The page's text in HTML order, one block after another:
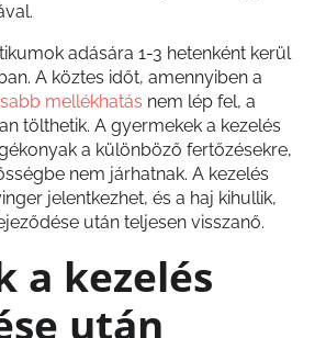
adására 1-3 hetenként kerül
A köztes időt, amennyiben a
mellékhatás nem lép fel, a
tölthetik. A gyermekek a kezelés
a különböző fertőzésekre,
nem járhatnak. A kezelés
jelentkezhet, és a haj kihullik,
után teljesen visszanő.
a kezelés
után